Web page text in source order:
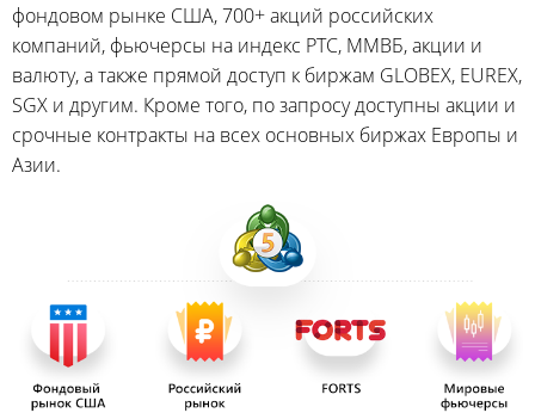
фондовом рынке США, 700+ акций российских
компаний, фьючерсы на индекс РТС, ММВБ, акции и
валюту, а также прямой доступ к биржам GLOBEX, EUREX,
SGX и другим. Кроме того, по запросу доступны акции и
срочные контракты на всех основных биржах Европы и
Азии.